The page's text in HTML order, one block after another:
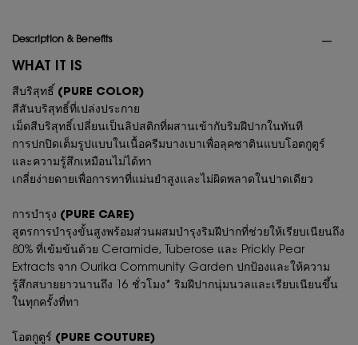
Description & Benefits
WHAT IT IS
สีบริสุทธิ์ (PURE COLOR)
สีสันบริสุทธิ์ที่เปล่งประกาย
เม็ดสีบริสุทธิ์เปลี่ยนเป็นลิปสติกที่ผสานเข้ากับริมฝีปากในทันที
การปกปิดเต็มรูปแบบในเนื้อครีมบางเบาเพื่อลุคซาตินแบบโอตกูตูร์
และความรู้สึกเหมือนไม่ได้ทา
เกลี่ยง่ายดายเพื่อการทาที่แม่นยำสูงและไม่ผิดพลาดในปาดเดียว
การบำรุง (PURE CARE)
สูตรการบำรุงขั้นสูงพร้อมส่วนผสมบำรุงริมฝีปากที่ช่วยให้เรียบเนียนถึง
80% ที่เข้มข้นด้วย Ceramide, Tuberose และ Prickly Pear
Extracts จาก Ourika Community Garden ปกป้องและให้ความ
รู้สึกสบายยาวนานถึง 16 ชั่วโมง* ริมฝีปากนุ่มนวลและเรียบเนียนขึ้น
ในทุกครั้งที่ทา
โอตกูตูร์ (PURE COUTURE)